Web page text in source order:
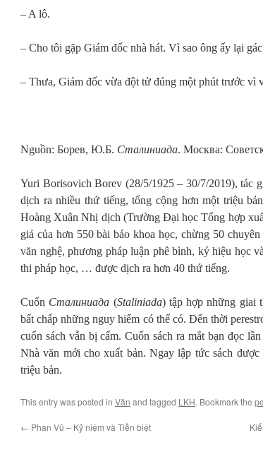
– A lô.
– Cho tôi gặp Giám đốc nhà hát. Vì sao ông ấy lại
– Thưa, Giám đốc vừa đột tử đúng một phút trước vì
Nguồn: Борев, Ю.Б. Сталиниада. Москва:
Yuri Borisovich Borev (28/5/1925 – 30/7/2019), tác
dịch ra nhiều thứ tiếng, tổng cộng hơn một triệu
Hoàng Xuân Nhị dịch (Trường Đại học Tổng hợp
giả của hơn 550 bài báo khoa học, chừng 50
văn nghệ, phương pháp luận phê bình, ký hiệu học
thi pháp học, … được dịch ra hơn 40 thứ tiếng.
Cuốn Сталиниада (Staliniada) tập hợp những giai
bất chấp những nguy hiểm có thể có. Đến thời
cuốn sách vẫn bị cấm. Cuốn sách ra mắt bạn đọc
Nhà văn mới cho xuất bản. Ngay lập tức sách
triệu bản.
This entry was posted in Văn and tagged LKH. Bookmark the
← Phan Vũ – Kỷ niệm và Tiễn biệt